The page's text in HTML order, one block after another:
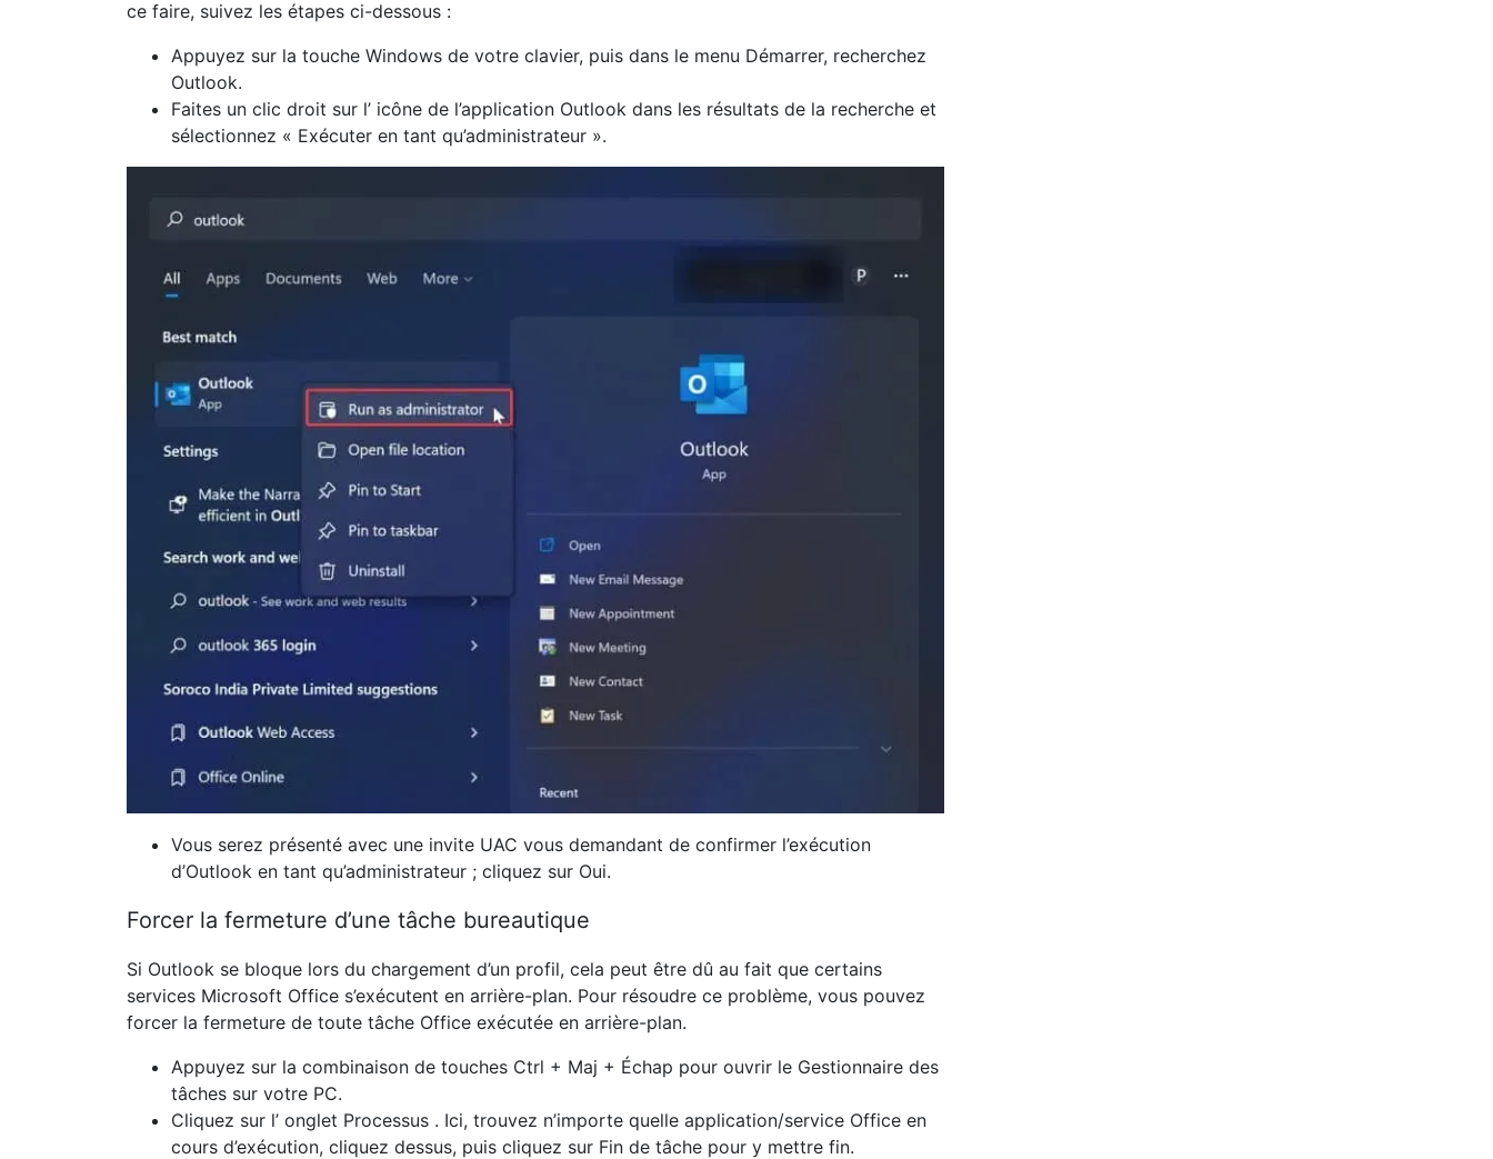
ce faire, suivez les étapes ci-dessous :
Appuyez sur la touche Windows de votre clavier, puis dans le menu Démarrer, recherchez
Outlook.
Faites un clic droit sur l’ icône de l’application Outlook dans les résultats de la recherche et
sélectionnez « Exécuter en tant qu’administrateur ».
Vous serez présenté avec une invite UAC vous demandant de confirmer l’exécution
d’Outlook en tant qu’administrateur ; cliquez sur Oui.
Forcer la fermeture d’une tâche bureautique
Si Outlook se bloque lors du chargement d’un profil, cela peut être dû au fait que certains
services Microsoft Office s’exécutent en arrière-plan. Pour résoudre ce problème, vous pouvez
forcer la fermeture de toute tâche Office exécutée en arrière-plan.
Appuyez sur la combinaison de touches Ctrl + Maj + Échap pour ouvrir le Gestionnaire des
tâches sur votre PC.
Cliquez sur l’ onglet Processus . Ici, trouvez n’importe quelle application/service Office en
cours d’exécution, cliquez dessus, puis cliquez sur Fin de tâche pour y mettre fin.